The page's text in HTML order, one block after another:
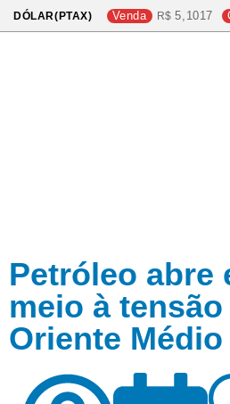
DÓLAR(PTAX) Venda 5,1017
Petróleo abre
meio à
Oriente Médio